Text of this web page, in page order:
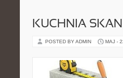
KUCHNIA
POSTED BY ADMIN MAJ -